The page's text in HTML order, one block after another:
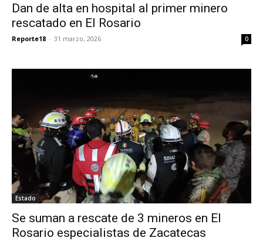
Dan de alta en hospital al primer minero
rescatado en El Rosario
Reporte18 - 31 marzo, 2026 0
Estado
Se suman a rescate de 3 mineros en El
Rosario especialistas de Zacatecas